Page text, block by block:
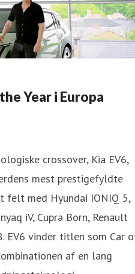
Year i Europa
crossover, Kia EV6,
mest prestigefyldte
med Hyundai IONIQ 5,
iV, Cupra Born, Renault
EV6 vinder titlen som Car
af en lang